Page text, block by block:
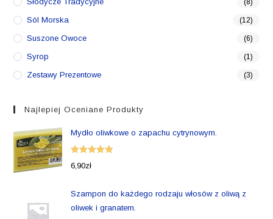
(8)
Sól Morska (12)
Suszone Owoce (6)
Syrop (1)
Zestawy Prezentowe (3)
Najlepiej Oceniane Produkty
Mydło oliwkowe o zapachu cytrynowym.
Oceniono
6,90zł
Szampon do każdego rodzaju włosów z oliwą z
oliwek i granatem.